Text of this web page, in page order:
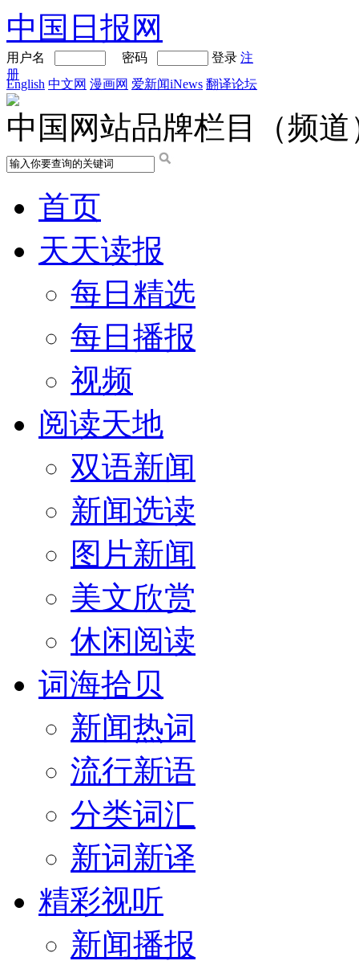
中国日报网
用户名 密码 登录 注
册
English 中文网 漫画网 爱新闻iNews 翻译论坛
中国网站品牌栏目（频道
首页
天天读报
每日精选
每日播报
视频
阅读天地
双语新闻
新闻选读
图片新闻
美文欣赏
休闲阅读
词海拾贝
新闻热词
流行新语
分类词汇
新词新译
精彩视听
新闻播报